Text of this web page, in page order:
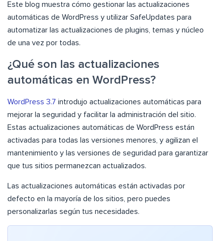
Este blog muestra cómo gestionar las actualizaciones
automáticas de WordPress y utilizar SafeUpdates para
automatizar las actualizaciones de plugins, temas y núcleo
de una vez por todas.
¿Qué son las actualizaciones
automáticas en WordPress?
WordPress 3.7 introdujo actualizaciones automáticas para
mejorar la seguridad y facilitar la administración del sitio.
Estas actualizaciones automáticas de WordPress están
activadas para todas las versiones menores, y agilizan el
mantenimiento y las versiones de seguridad para garantizar
que tus sitios permanezcan actualizados.
Las actualizaciones automáticas están activadas por
defecto en la mayoría de los sitios, pero puedes
personalizarlas según tus necesidades.